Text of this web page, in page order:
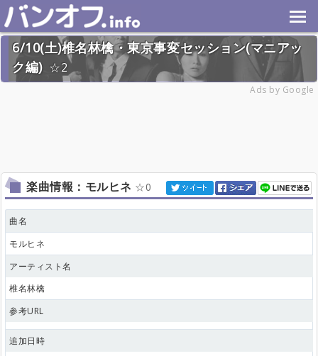
6/10(土)椎名林檎・東京事変セッション(マニアッ
ク編)
2
Ads by Google
楽曲情報：モルヒネ 0
曲名
モルヒネ
アーティスト名
椎名林檎
参考URL
追加日時